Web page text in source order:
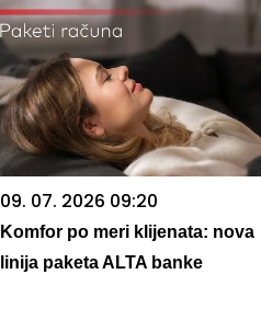
09. 07. 2026 09:20
Komfor po meri klijenata: nova
linija paketa ALTA banke